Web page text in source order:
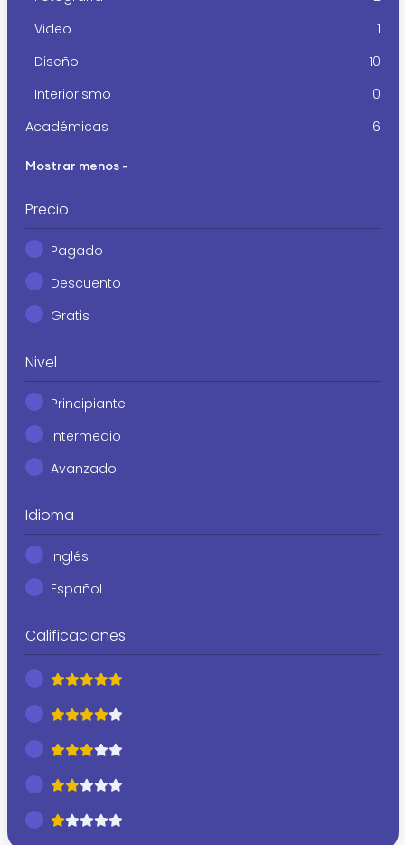
Video
1
Diseño
10
Interiorismo
0
Académicas
6
Mostrar menos -
Precio
Pagado
Descuento
Gratis
Nivel
Principiante
Intermedio
Avanzado
Idioma
Inglés
Español
Calificaciones